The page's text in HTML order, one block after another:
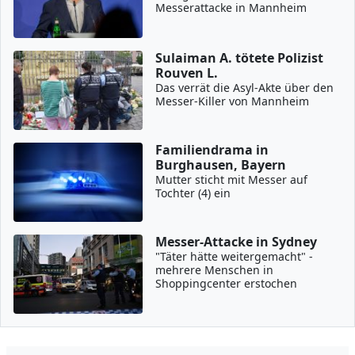
Messerattacke in Mannheim
Sulaiman A. tötete Polizist
Rouven L.
Das verrät die Asyl-Akte über den
Messer-Killer von Mannheim
Familiendrama in
Burghausen, Bayern
Mutter sticht mit Messer auf
Tochter (4) ein
Messer-Attacke in Sydney
"Täter hätte weitergemacht" -
mehrere Menschen in
Shoppingcenter erstochen